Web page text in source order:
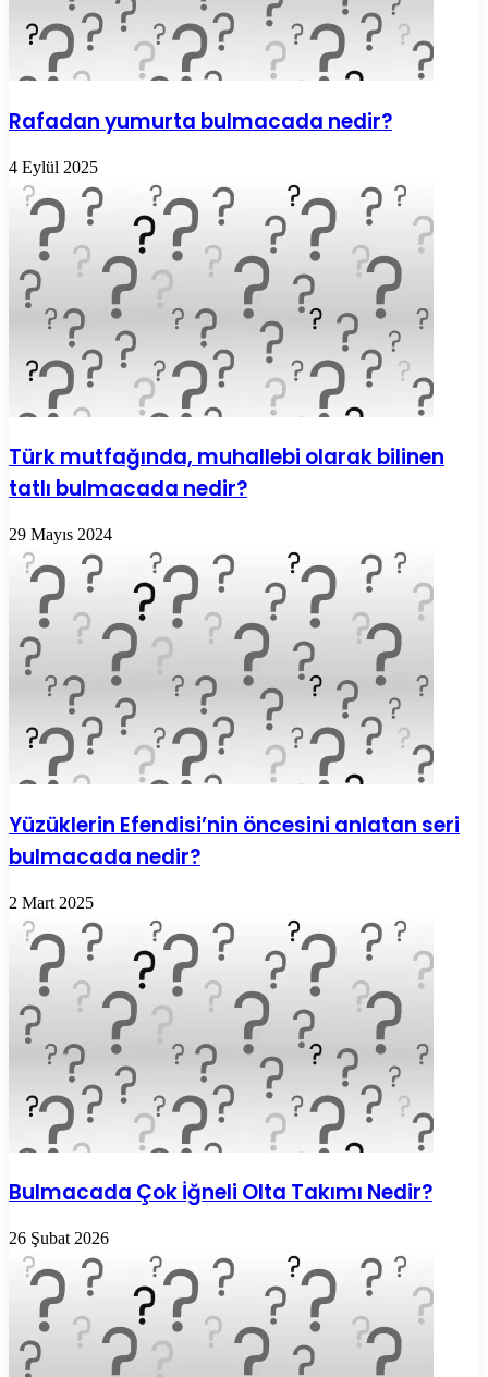
Rafadan yumurta bulmacada nedir?
4 Eylül 2025
Türk mutfağında, muhallebi olarak bilinen
tatlı bulmacada nedir?
29 Mayıs 2024
Yüzüklerin Efendisi’nin öncesini anlatan seri
bulmacada nedir?
2 Mart 2025
Bulmacada Çok İğneli Olta Takımı Nedir?
26 Şubat 2026